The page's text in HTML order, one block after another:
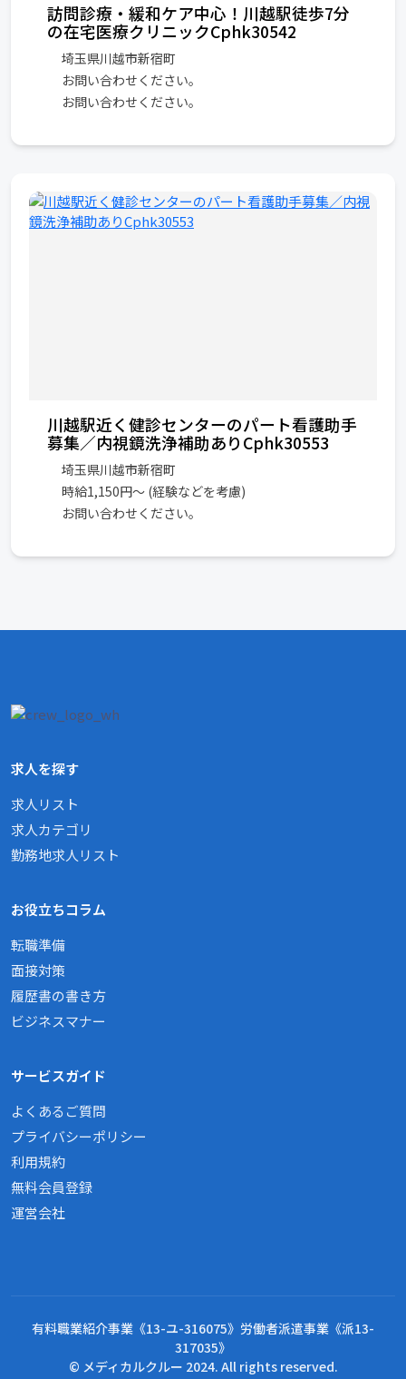
訪問診療・緩和ケア中心！川越駅徒歩7分
の在宅医療クリニックCphk30542
埼玉県川越市新宿町
お問い合わせください。
お問い合わせください。
川越駅近く健診センターのパート看護助手
募集／内視鏡洗浄補助ありCphk30553
埼玉県川越市新宿町
時給1,150円～ (経験などを考慮)
お問い合わせください。
求人を探す
求人リスト
求人カテゴリ
勤務地求人リスト
お役立ちコラム
転職準備
面接対策
履歴書の書き方
ビジネスマナー
サービスガイド
よくあるご質問
プライバシーポリシー
利用規約
無料会員登録
運営会社
有料職業紹介事業《13-ユ-316075》労働者派遣事業《派13-
317035》
© メディカルクルー 2024. All rights reserved.